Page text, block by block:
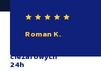
Roman K.
Holowanie
cieżarowych
24h